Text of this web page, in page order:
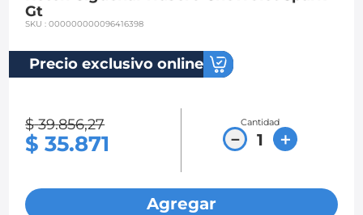
Gt
SKU:000000000096416398
Precio exclusivo online
$ 39.856,27
$ 35.871
Cantidad
＋
－
Agregar
ford fiesta
mazda 3
chevrolet spark gt
mazda 2